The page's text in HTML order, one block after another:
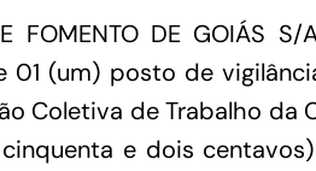
FOMENTO DE GOIÁS
01 (um) posto de
Coletiva de Trabalho da
e dois